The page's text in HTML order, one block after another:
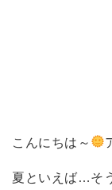
こんにちは～
夏といえば…そ